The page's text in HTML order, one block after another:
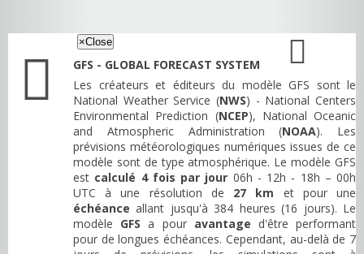
×Close
GFS - GLOBAL FORECAST SYSTEM
Les créateurs et éditeurs du modèle GFS sont le
National Weather Service (NWS) - National Centers
Environmental Prediction (NCEP), National Oceanic
and Atmospheric Administration (NOAA). Les
prévisions météorologiques numériques issues de ce
modèle sont de type atmosphérique. Le modèle GFS
est calculé 4 fois par jour 06h - 12h - 18h – 00h
UTC à une résolution de 27 km et pour une
échéance allant jusqu'à 384 heures (16 jours). Le
modèle GFS a pour avantage d'être performant
pour de longues échéances. Cependant, au-delà de 7